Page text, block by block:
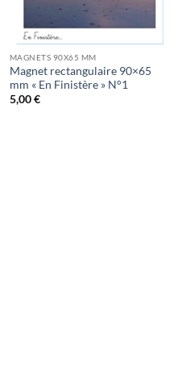
MAGNETS 90X65 MM
Magnet rectangulaire 90×65
mm « En Finistère » N°1
5,00€